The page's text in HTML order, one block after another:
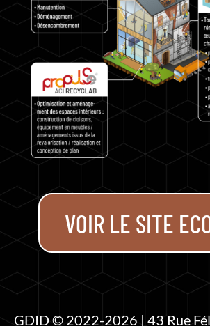
VOIR LE SITE
GDID © 2022-2026 | 43 Rue